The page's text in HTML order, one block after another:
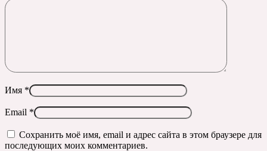
Имя *
Email *
Сохранить моё имя, email и адрес сайта в этом браузере для
последующих моих комментариев.